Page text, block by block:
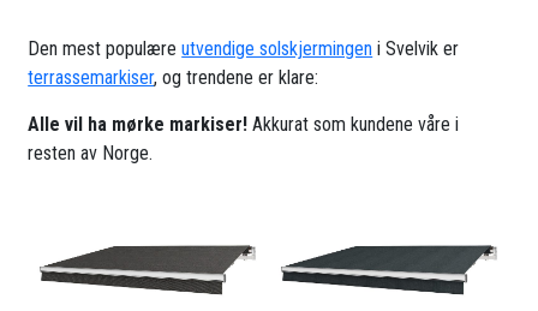
Den mest populæreutvendige solskjermingen i Svelvik er
terrassemarkiser, og trendene er klare:
Alle vil ha mørke markiser! Akkurat som kundene våre i
resten av Norge.